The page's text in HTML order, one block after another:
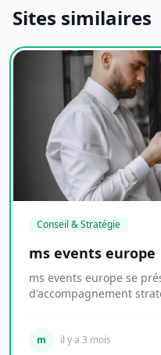
Sites similaires
Conseil & Stratégie
ms events europe
ms events europe se
d'accompagnement
m il y a 3 mois